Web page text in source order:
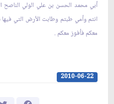
أبي محمد الحسن بن علي الولي الناصح
انتم وأمي طبتم وطابت الأرض التي
معكم فأفوز معكم .
2010-06-22